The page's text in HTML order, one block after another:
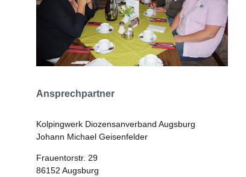
Ansprechpartner
Kolpingwerk Diozensanverband Augsburg
Johann Michael Geisenfelder
Frauentorstr. 29
86152 Augsburg